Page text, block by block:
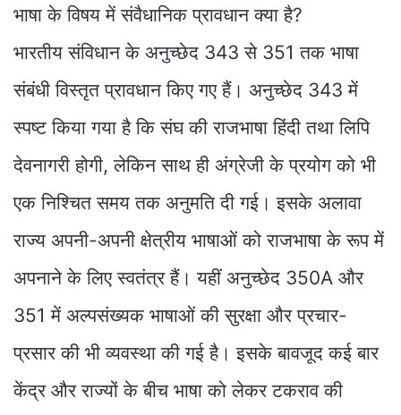
भाषा के विषय में संवैधानिक प्रावधान क्या है?
भारतीय संविधान के अनुच्छेद 343 से 351 तक भाषा
संबंधी विस्तृत प्रावधान किए गए हैं। अनुच्छेद 343 में
स्पष्ट किया गया है कि संघ की राजभाषा हिंदी तथा लिपि
देवनागरी होगी, लेकिन साथ ही अंग्रेजी के प्रयोग को भी
एक निश्चित समय तक अनुमति दी गई। इसके अलावा
राज्य अपनी-अपनी क्षेत्रीय भाषाओं को राजभाषा के रूप में
अपनाने के लिए स्वतंत्र हैं। यहीं अनुच्छेद 350A और
351 में अल्पसंख्यक भाषाओं की सुरक्षा और प्रचार-
प्रसार की भी व्यवस्था की गई है। इसके बावजूद कई बार
केंद्र और राज्यों के बीच भाषा को लेकर टकराव की